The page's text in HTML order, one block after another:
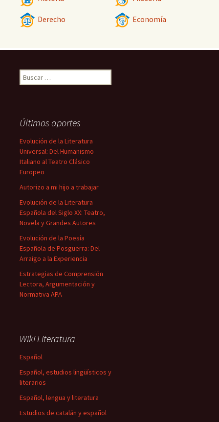
Derecho Economía
Buscar:
Últimos aportes
Evolución de la Literatura
Universal: Del Humanismo
Italiano al Teatro Clásico
Europeo
Autorizo a mi hijo a trabajar
Evolución de la Literatura
Española del Siglo XX: Teatro,
Novela y Grandes Autores
Evolución de la Poesía
Española de Posguerra: Del
Arraigo a la Experiencia
Estrategias de Comprensión
Lectora, Argumentación y
Normativa APA
Wiki Literatura
Español
Español, estudios lingüísticos y
literarios
Español, lengua y literatura
Estudios de catalán y español